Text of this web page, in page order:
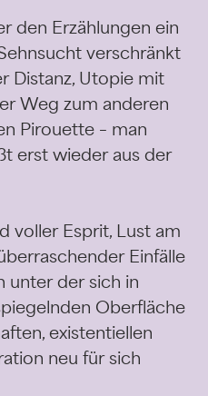
den Erzählungen ein
verschränkt
Distanz, Utopie mit
Weg zum anderen
Pirouette – man
erst wieder aus der
voller Esprit, Lust am
Einfälle
unter der sich in
Oberfläche
existentiellen
neu für sich